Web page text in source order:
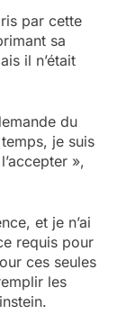
par cette
sa
il n’était
du
je suis
»,
et je n’ai
requis pour
ces seules
les